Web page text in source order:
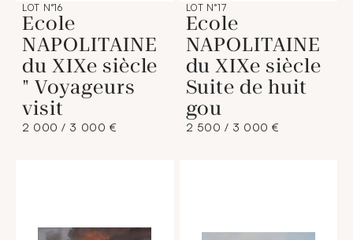
LOT N°16
Ecole
NAPOLITAINE
du XIXe siècle
" Voyageurs
visit
2 000 / 3 000 €
LOT N°17
Ecole
NAPOLITAINE
du XIXe siècle
Suite de huit
gou
2 500 / 3 000 €